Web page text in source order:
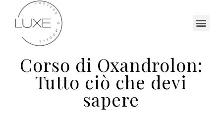
Corso di Oxandrolon:
Tutto ciò che devi
sapere